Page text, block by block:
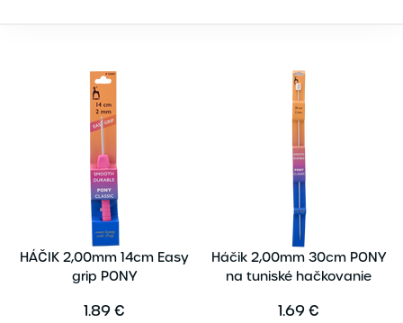
HÁČIK 2,00mm 14cm Easy
grip PONY
1.89 €
Háčik 2,00mm 30cm PONY
na tuniské hačkovanie
1.69 €